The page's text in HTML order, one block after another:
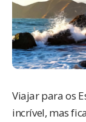
Viajar para os
incrível, mas